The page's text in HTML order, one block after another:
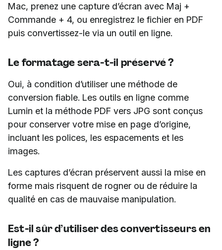
Mac, prenez une capture d’écran avec Maj +
Commande + 4, ou enregistrez le fichier en PDF
puis convertissez-le via un outil en ligne.
Le formatage sera-t-il préservé ?
Oui, à condition d’utiliser une méthode de
conversion fiable. Les outils en ligne comme
Lumin et la méthode PDF vers JPG sont conçus
pour conserver votre mise en page d’origine,
incluant les polices, les espacements et les
images.
Les captures d’écran préservent aussi la mise en
forme mais risquent de rogner ou de réduire la
qualité en cas de mauvaise manipulation.
Est-il sûr d’utiliser des convertisseurs en
ligne ?